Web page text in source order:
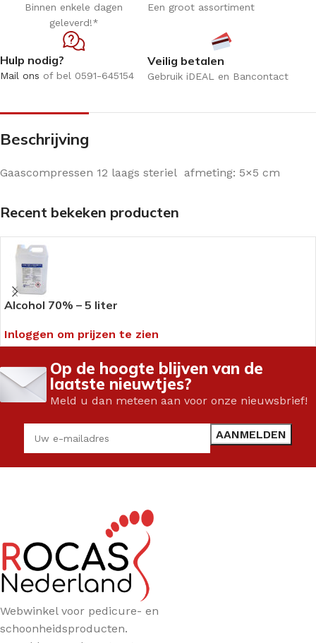
Binnen enkele dagen
geleverd!*
Een groot assortiment
Hulp nodig?
Mail ons of bel 0591-645154
Veilig betalen
Gebruik iDEAL en Bancontact
Beschrijving
Gaascompressen 12 laags steriel afmeting: 5×5 cm
Recent bekeken producten
Alcohol 70% – 5 liter
Inloggen om prijzen te zien
Op de hoogte blijven van de
laatste nieuwtjes?
Meld u dan meteen aan voor onze nieuwsbrief!
Webwinkel voor pedicure- en
schoonheidsproducten.